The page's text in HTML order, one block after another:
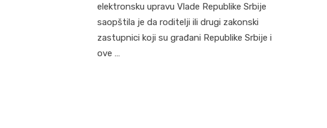
elektronsku upravu Vlade Republike Srbije
saopštila je da roditelji ili drugi zakonski
zastupnici koji su građani Republike Srbije i
ove …